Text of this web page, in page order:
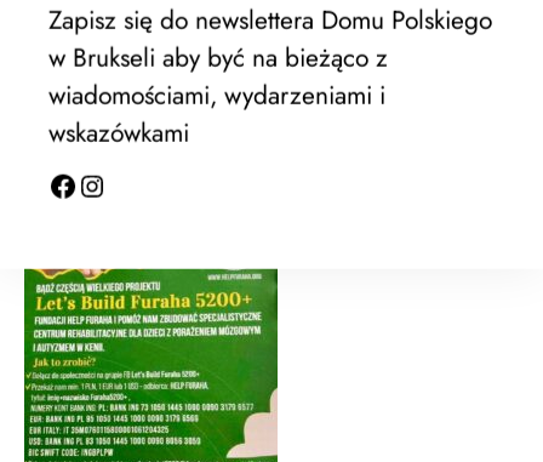
Zapisz się do newslettera Domu Polskiego
w Brukseli aby być na bieżąco z
wiadomościami, wydarzeniami i
wskazówkami